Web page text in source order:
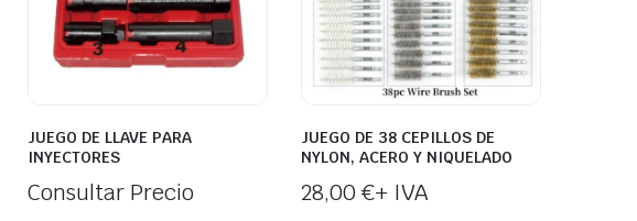
JUEGO DE LLAVE PARA
INYECTORES
Consultar Precio
JUEGO DE 38 CEPILLOS DE
NYLON, ACERO Y NIQUELADO
28,00 €+ IVA